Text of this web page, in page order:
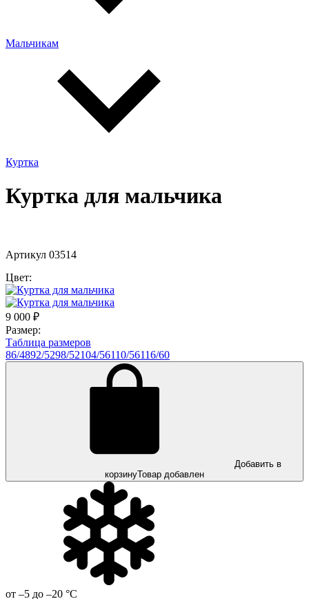
Мальчикам
Куртка
Куртка для мальчика
Артикул 03514
Цвет:
9 000 ₽
Размер:
Таблица размеров
86/4892/5298/52104/56110/56116/60
Добавить в
корзинуТовар добавлен
от –5 до –20 °С